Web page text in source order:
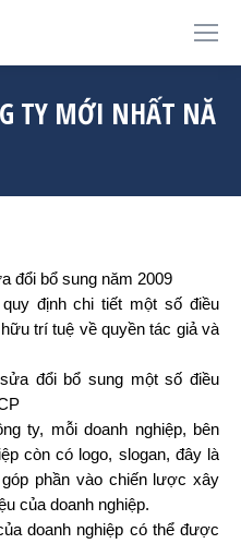
TY MỚI NHẤT NĂ
đổi bổ sung năm 2009
quy định chi tiết một số điều
trí tuệ về quyền tác giả và
sửa đổi bổ sung một số điều
ty, mỗi doanh nghiệp, bên
còn có logo, slogan, đây là
phần vào chiến lược xây
của doanh nghiệp.
doanh nghiệp có thể được